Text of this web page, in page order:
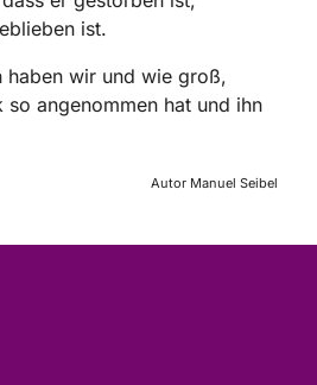
ist.
haben wir und wie groß,
so angenommen hat und ihn
Autor Manuel Seibel